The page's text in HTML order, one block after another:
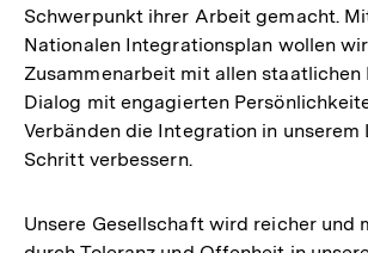
Schwerpunkt ihrer Arbeit gemacht.
Nationalen Integrationsplan wollen
Zusammenarbeit mit allen staatlichen
Dialog mit engagierten
Verbänden die Integration in
Schritt verbessern.
Unsere Gesellschaft wird reicher und